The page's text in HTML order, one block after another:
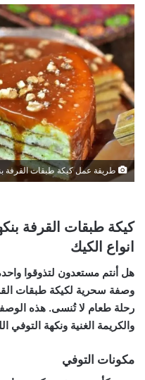
طريقة عمل كيكة طبقات القرفة
كيكة طبقات القرفة
انواع الكيك
هل أنتم مستعدون لتذوقوا
وصفة سحرية لكيكة طبقات
رحلة طعام لا تُنسى. هذه
والكريمة الغنية ونكهة التوفي
مكونات التوفي